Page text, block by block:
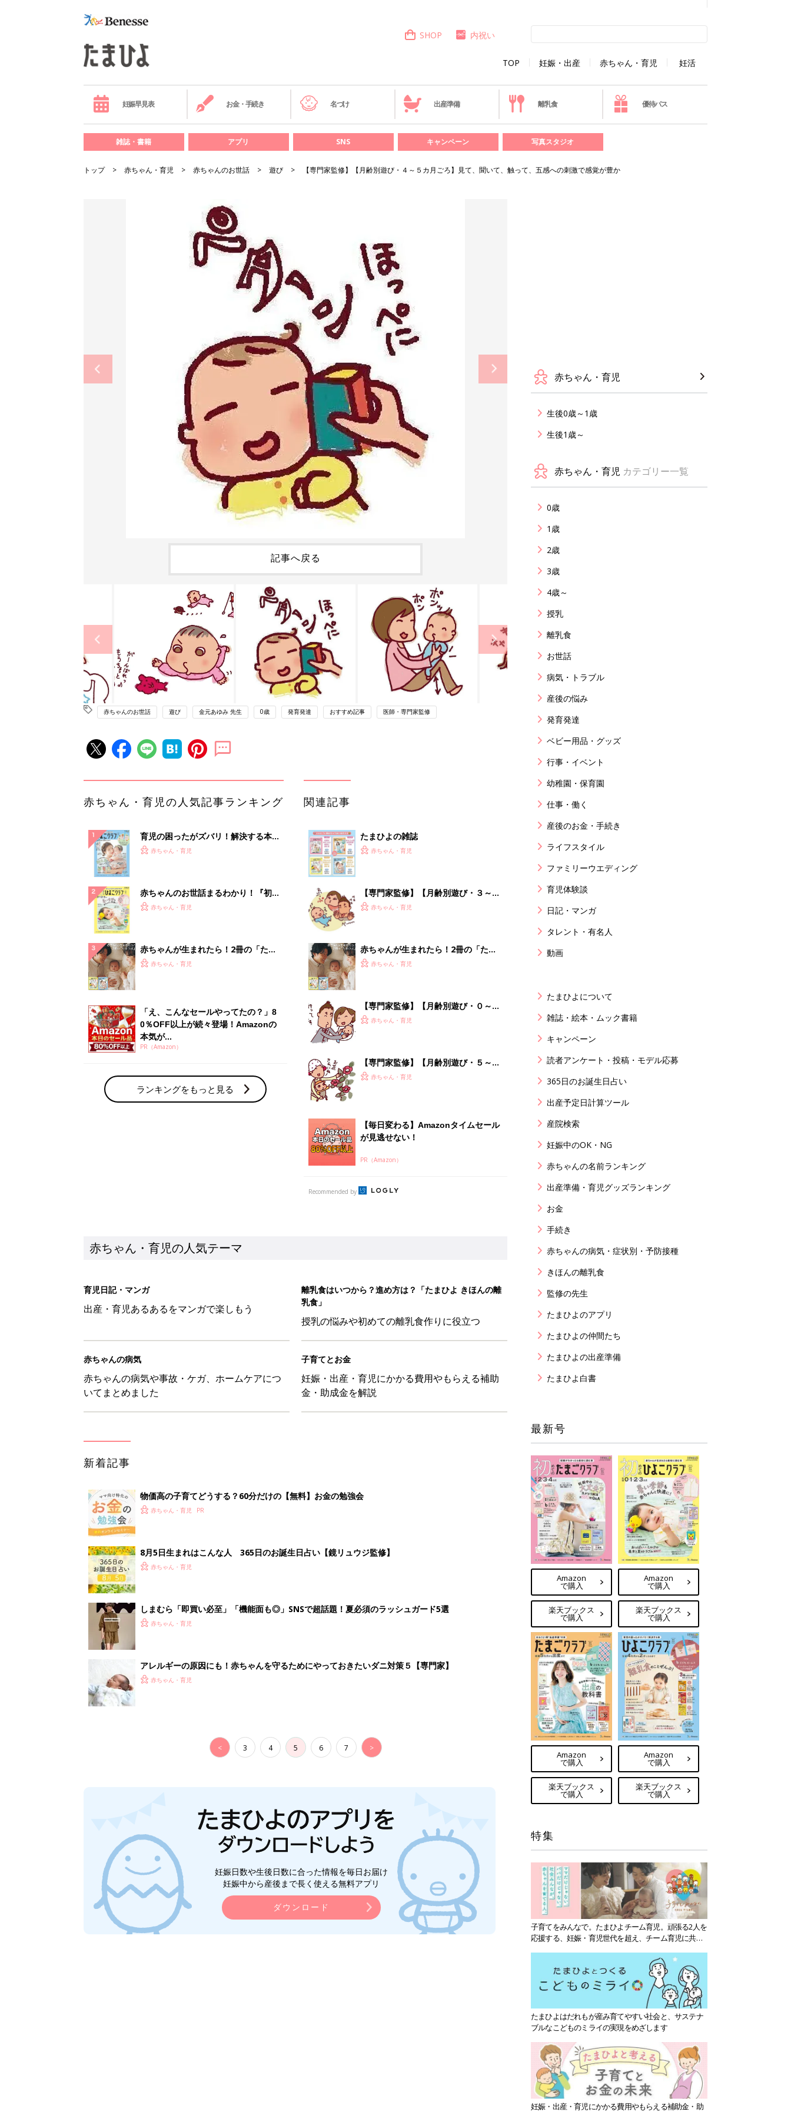
TOP 妊娠・出産 赤ちゃん・育児 妊活
SHOP 内祝い
妊娠早見表 お金・手続き 名づけ 出産準備 離乳食 優待パス
雑誌・書籍 アプリ SNS キャンペーン 写真スタジオ
トップ 赤ちゃん・育児 赤ちゃんのお世話 遊び 【専門家監修】【月齢別遊び・４～５カ月ごろ】見て、聞いて、触って、五感への刺激で感覚が豊か
記事へ戻る
赤ちゃんのお世話 遊び 金元あゆみ 先生 0歳 発育発達 おすすめ記事 医師・専門家監修
赤ちゃん・育児の人気記事ランキング
育児の困ったがズバリ！解決する本
『ひよこクラブ 夏号』 4カ月～2才
赤ちゃん・育児
赤ちゃんのお世話まるわかり！『初め
てのひよこクラブ 夏号』〈巻頭大特
赤ちゃん・育児
赤ちゃんが生まれたら！2冊の「たま
ひよ」
赤ちゃん・育児
「え、こんなセールやってたの？」8
0％OFF以上が続々登場！Amazonの
本気が...
PR（Amazon）
ランキングをもっと見る
関連記事
たまひよの雑誌
赤ちゃん・育児
【専門家監修】【月齢別遊び・３～４
カ月ごろ】 体全体でやさしく動いた
赤ちゃん・育児
赤ちゃんが生まれたら！2冊の「たま
ひよ」
赤ちゃん・育児
【専門家監修】【月齢別遊び・０～１
カ月ごろ】 たくさん語りかけなが
赤ちゃん・育児
【専門家監修】【月齢別遊び・５～６
カ月ごろ】おもしろさを発見して、意
赤ちゃん・育児
【毎日変わる】Amazonタイムセール
が見逃せない！
PR（Amazon）
Recommended by
赤ちゃん・育児の人気テーマ
育児日記・マンガ
出産・育児あるあるをマンガで楽しもう
離乳食はいつから？進め方は？「たまひよ きほんの離
乳食」
授乳の悩みや初めての離乳食作りに役立つ
赤ちゃんの病気
赤ちゃんの病気や事故・ケガ、ホームケアにつ
いてまとめました
子育てとお金
妊娠・出産・育児にかかる費用やもらえる補助
金・助成金を解説
新着記事
物価高の子育てどうする？60分だけの【無料】お金の勉強会
赤ちゃん・育児
8月5日生まれはこんな人 365日のお誕生日占い【鏡リュウジ監修】
赤ちゃん・育児
しまむら「即買い必至」「機能面も◎」SNSで超話題！夏必須のラッシュガード5選
赤ちゃん・育児
アレルギーの原因にも！赤ちゃんを守るためにやっておきたいダニ対策５【専門家】
赤ちゃん・育児
< 3 4 5 6 7 >
妊娠日数や生後日数に合った情報を毎日お届け
妊娠中から産後まで長く使える無料アプリ
ダウンロード
赤ちゃん・育児
生後0歳～1歳
生後1歳～
赤ちゃん・育児 カテゴリー一覧
0歳
1歳
2歳
3歳
4歳～
授乳
離乳食
お世話
病気・トラブル
産後の悩み
発育発達
ベビー用品・グッズ
行事・イベント
幼稚園・保育園
仕事・働く
産後のお金・手続き
ライフスタイル
ファミリーウエディング
育児体験談
日記・マンガ
タレント・有名人
動画
たまひよについて
雑誌・絵本・ムック書籍
キャンペーン
読者アンケート・投稿・モデル応募
365日のお誕生日占い
出産予定日計算ツール
産院検索
妊娠中のOK・NG
赤ちゃんの名前ランキング
出産準備・育児グッズランキング
お金
手続き
赤ちゃんの病気・症状別・予防接種
きほんの離乳食
監修の先生
たまひよのアプリ
たまひよの仲間たち
たまひよの出産準備
たまひよ白書
最新号
Amazon
で購入
楽天ブックス
で購入
Amazon
で購入
楽天ブックス
で購入
Amazon
で購入
楽天ブックス
で購入
Amazon
で購入
楽天ブックス
で購入
特集
子育てをみんなで。たまひよチーム育児。頑張る2人を
応援する、妊娠・育児世代を超え、チーム育児に共感
たまひよはだれもが産み育てやすい社会と、サステナ
ブルなこどものミライの実現をめざします
妊娠・出産・育児にかかる費用やもらえる補助金・助